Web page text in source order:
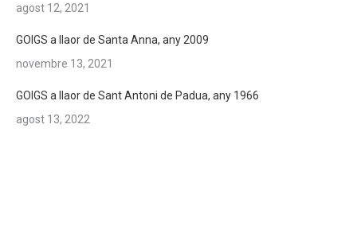
agost 12, 2021
GOIGS a llaor de Santa Anna, any 2009
novembre 13, 2021
GOIGS a llaor de Sant Antoni de Padua, any 1966
agost 13, 2022